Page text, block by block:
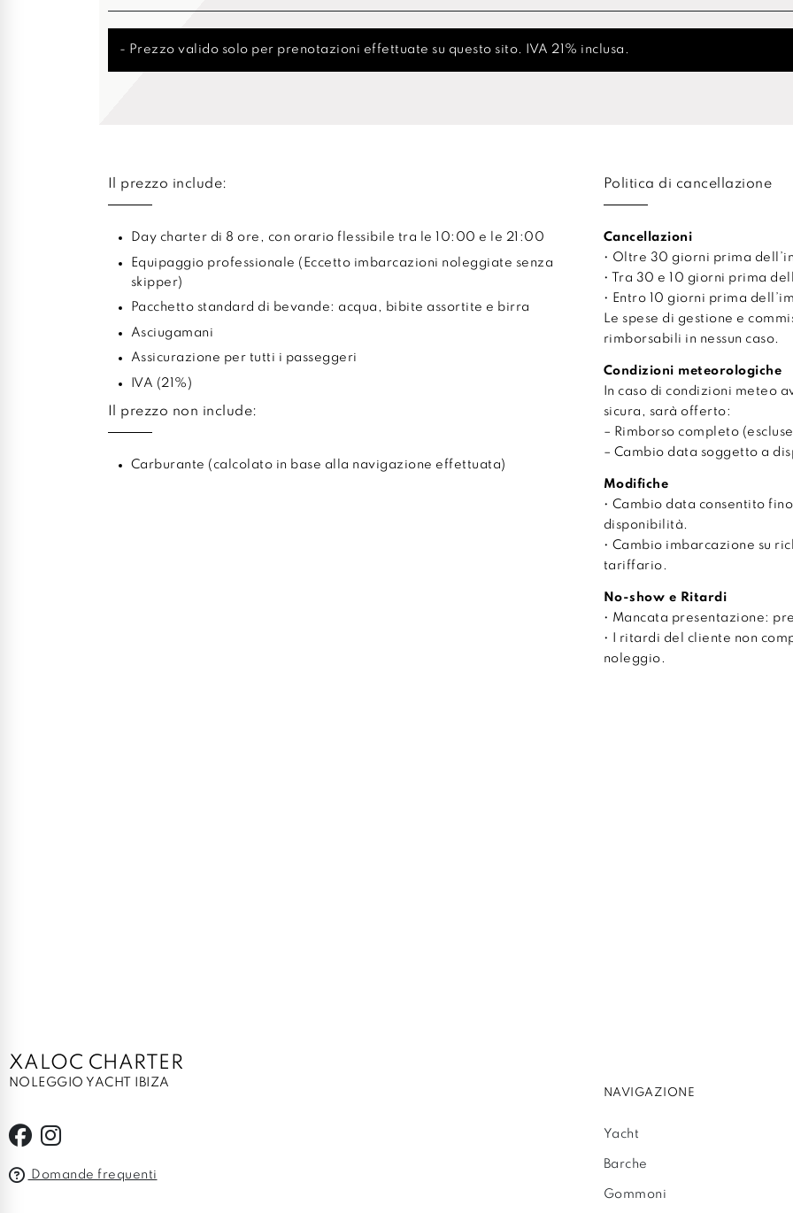
- Prezzo valido solo per prenotazioni effettuate su questo sito. IVA 21% inclusa.
Il prezzo include:
Day charter di 8 ore, con orario flessibile tra le 10:00 e le 21:00
Equipaggio professionale (Eccetto imbarcazioni noleggiate senza
skipper)
Pacchetto standard di bevande: acqua, bibite assortite e birra
Asciugamani
Assicurazione per tutti i passeggeri
IVA (21%)
Il prezzo non include:
Carburante (calcolato in base alla navigazione effettuata)
Politica di cancellazione
Cancellazioni
• Oltre 30 giorni prima
• Tra 30 e 10 giorni prima
• Entro 10 giorni prima
Le spese di gestione e
rimborsabili in nessun caso.
Condizioni meteorologiche
In caso di condizioni meteo
sicura, sarà offerto:
– Rimborso completo
– Cambio data soggetto a
Modifiche
• Cambio data consentito
disponibilità.
• Cambio imbarcazione su
tariffario.
No-show e Ritardi
• Mancata presentazione:
• I ritardi del cliente non
noleggio.
XALOC CHARTER
NOLEGGIO YACHT IBIZA
Domande frequenti
NAVIGAZIONE
Yacht
Barche
Gommoni